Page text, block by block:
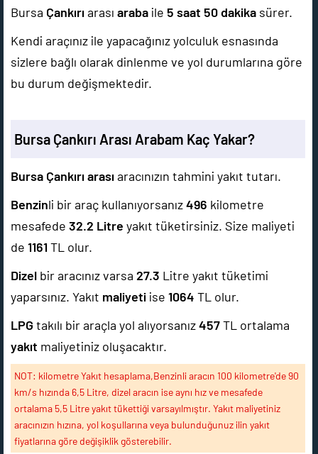
Bursa Çankırıarası araba ile 5 saat 50 dakika sürer.
Kendi araçınız ile yapacağınız yolculuk esnasında
sizlere bağlı olarak dinlenme ve yol durumlarına göre
bu durum değişmektedir.
Bursa Çankırı Arası Arabam Kaç Yakar?
Bursa Çankırı arasıaracınızın tahmini yakıt tutarı.
Benzinli bir araç kullanıyorsanız496 kilometre
mesafede 32.2 Litre yakıt tüketirsiniz. Size maliyeti
de 1161TL olur.
Dizel bir aracınız varsa 27.3 Litre yakıt tüketimi
yaparsınız. Yakıt maliyeti ise 1064 TL olur.
LPG takılı bir araçla yol alıyorsanız457TL ortalama
yakıt maliyetiniz oluşacaktır.
NOT: kilometre Yakıt hesaplama,Benzinli aracın 100 kilometre'de 90
km/s hızında 6,5 Litre, dizel aracın ise aynı hız ve mesafede
ortalama 5,5 Litre yakıt tükettiği varsayılmıştır. Yakıt maliyetiniz
aracınızın hızına, yol koşullarına veya bulunduğunuz ilin yakıt
fiyatlarına göre değişiklik gösterebilir.